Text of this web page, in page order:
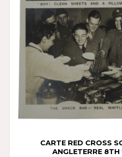
CARTE RED CROSS
ANGLETERRE 8TH